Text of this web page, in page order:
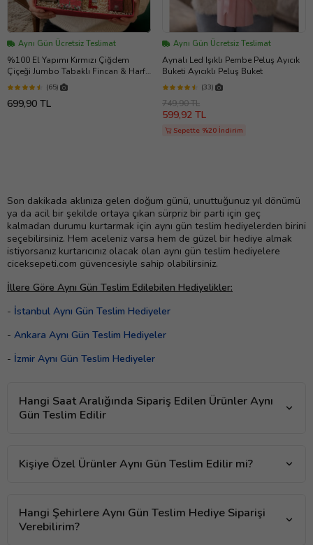
Aynı Gün Ücretsiz Teslimat
%100 El Yapımı Kırmızı Çiğdem
Çiçeği Jumbo Tabaklı Fincan & Harf
Anahtarlık & Paptya Mum & Tütsü
seti & Kokulu Mendil
(65)
699,90 TL
Aynı Gün Ücretsiz Teslimat
Aynalı Led Işıklı Pembe Peluş Ayıcık
Buketi Ayıcıklı Peluş Buket
(33)
749,90 TL
599,92 TL
Sepette %20 İndirim
Son dakikada aklınıza gelen doğum günü, unuttuğunuz yıl dönümü
ya da acil bir şekilde ortaya çıkan sürpriz bir parti için geç
kalmadan durumu kurtarmak için aynı gün teslim hediyelerden birini
seçebilirsiniz. Hem aceleniz varsa hem de güzel bir hediye almak
istiyorsanız kurtarıcınız olacak olan aynı gün teslim hediyelere
ciceksepeti.com güvencesiyle sahip olabilirsiniz.
İllere Göre Aynı Gün Teslim Edilebilen Hediyelikler:
- İstanbul Aynı Gün Teslim Hediyeler
- Ankara Aynı Gün Teslim Hediyeler
- İzmir Aynı Gün Teslim Hediyeler
Hangi Saat Aralığında Sipariş Edilen Ürünler Aynı
Gün Teslim Edilir
Kişiye Özel Ürünler Aynı Gün Teslim Edilir mi?
Hangi Şehirlere Aynı Gün Teslim Hediye Siparişi
Verebilirim?